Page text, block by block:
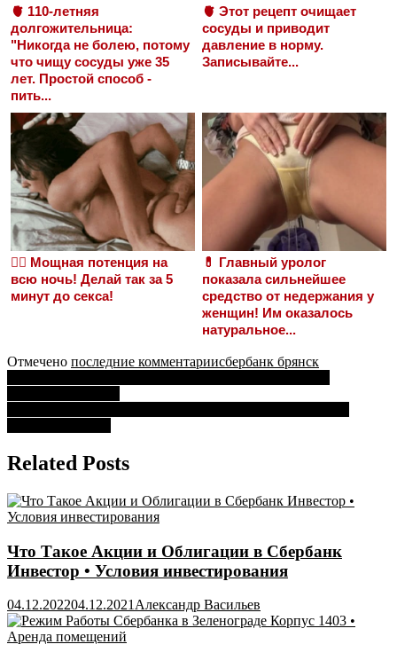
🫀 110-летняя
долгожительница:
"Никогда не болею, потому
что чищу сосуды уже 35
лет. Простой способ -
пить...
🫀 Этот рецепт очищает
сосуды и приводит
давление в норму.
Записывайте...
❤️‍🔥 Мощная потенция на
всю ночь! Делай так за 5
минут до секса!
💊 Главный уролог
показала сильнейшее
средство от недержания у
женщин! Им оказалось
натуральное...
Отмечено последние комментариисбербанк брянск
Навигация
по
записям
Related Posts
Что Такое Акции и Облигации в Сбербанк
Инвестор • Условия инвестирования
04.12.202204.12.2021 Александр Васильев